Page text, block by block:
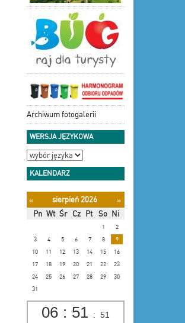
Archiwum fotogalerii
WERSJA JĘZYKOWA
KALENDARZ
« sierpień 2026
»
Pn Wt Śr Cz Pt So Ni
1
2
3
4 5 6 7 8
9
10
11 12 13 14 15
16
17
18 19 20 21 22
23
24
25 26 27 28 29
30
31
06 : 51 : 52